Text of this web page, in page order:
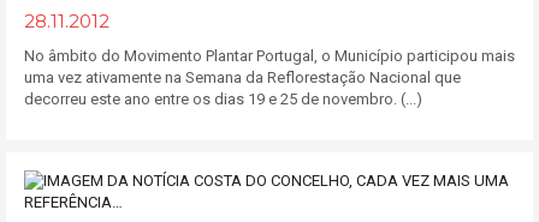
28.11.2012
No âmbito do Movimento Plantar Portugal, o Município participou mais
uma vez ativamente na Semana da Reflorestação Nacional que
decorreu este ano entre os dias 19 e 25 de novembro. (...)